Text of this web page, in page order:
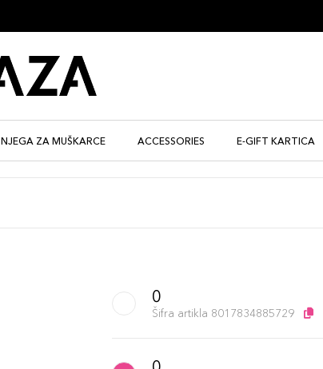
NJEGA ZA MUŠKARCE ACCESSORIES E-GIFT KARTICA
0
Šifra artikla 8017834885729